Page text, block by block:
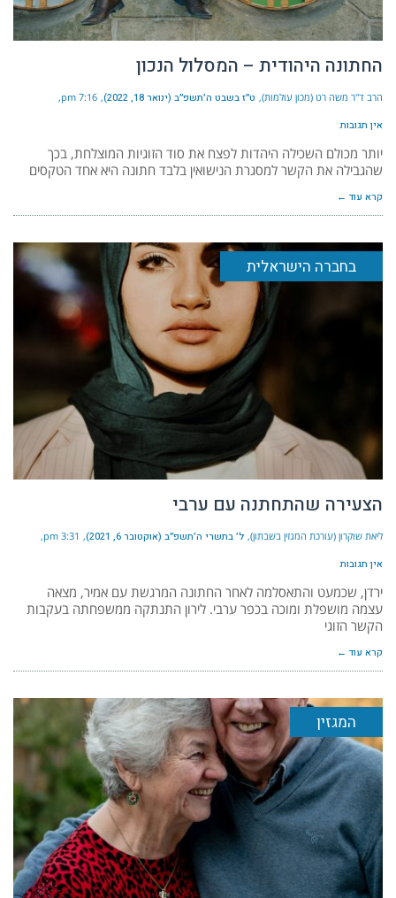
החתונה היהודית – המסלול הנכון
הרב ד"ר משה רט (מכון עולמות) ט״ז בשבט ה׳תשפ״ב (ינואר 18, 2022) 7:16 pm
אין תגובות
יותר מכולם השכילה היהדות לפצח את סוד הזוגיות המוצלחת, בכך
שהגבילה את הקשר למסגרת הנישואין בלבד חתונה היא אחד הטקסים
קרא עוד ←
בחברה הישראלית
הצעירה שהתחתנה עם ערבי
ליאת שוקרון (עורכת המגזין בשבתון) ל׳ בתשרי ה׳תשפ״ב (אוקטובר 6, 2021) 3:31 pm
אין תגובות
ירדן, שכמעט והתאסלמה לאחר החתונה המרגשת עם אמיר, מצאה
עצמה מושפלת ומוכה בכפר ערבי. לירון התנתקה ממשפחתה בעקבות
הקשר הזוגי
קרא עוד ←
המגזין